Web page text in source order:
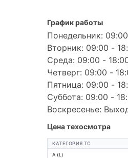
График работы
Понедельник:
Вторник: 09:00 -
Среда: 09:00 -
Четверг: 09:00 -
Пятница: 09:00 -
Суббота: 09:00 -
Воскресенье:
Цена техосмотра
КАТЕГОРИЯ ТС
A (L)